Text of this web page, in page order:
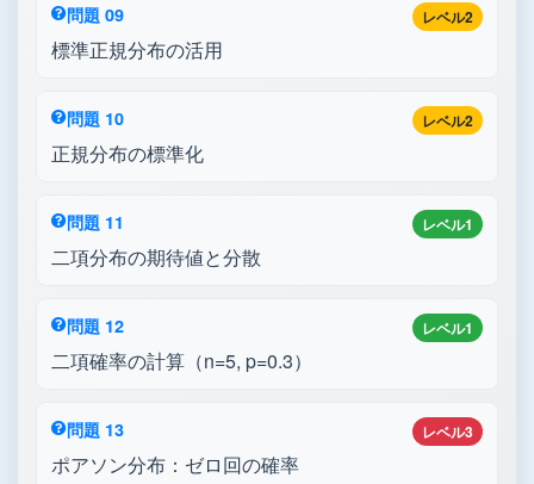
レベル2
問題 09
標準正規分布の活用
レベル2
問題 10
正規分布の標準化
レベル1
問題 11
二項分布の期待値と分散
レベル1
問題 12
二項確率の計算（n=5, p=0.3）
レベル3
問題 13
ポアソン分布：ゼロ回の確率